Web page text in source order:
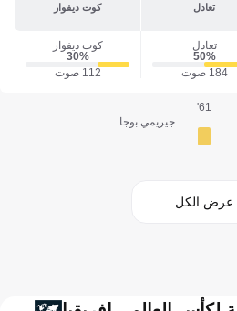
تعادل كوت ديفوار
تعادل
50‎%‎
184 صوت
كوت ديفوار
30‎%‎
112 صوت
جيريمي بوجا
61'
عرض الكل